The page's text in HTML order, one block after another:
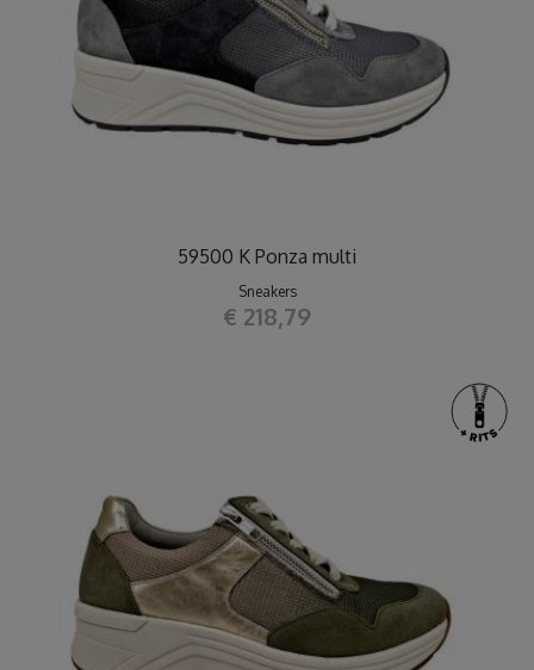
59500 K Ponza multi
Sneakers
€ 218,79